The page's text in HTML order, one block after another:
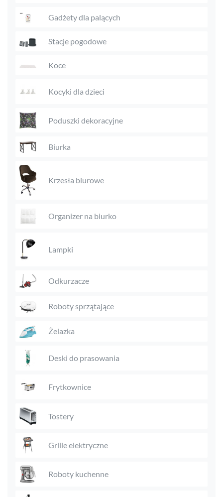
Gadżety dla palących
Stacje pogodowe
Koce
Kocyki dla dzieci
Poduszki dekoracyjne
Biurka
Krzesła biurowe
Organizer na biurko
Lampki
Odkurzacze
Roboty sprzątające
Żelazka
Deski do prasowania
Frytkownice
Tostery
Grille elektryczne
Roboty kuchenne